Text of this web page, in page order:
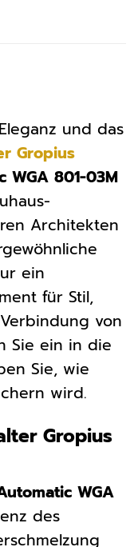
und das
Gropius
WGA 801-03M
Architekten
ein
für Stil,
von
Sie ein in die
Sie, wie
wird.
Gropius
WGA
des